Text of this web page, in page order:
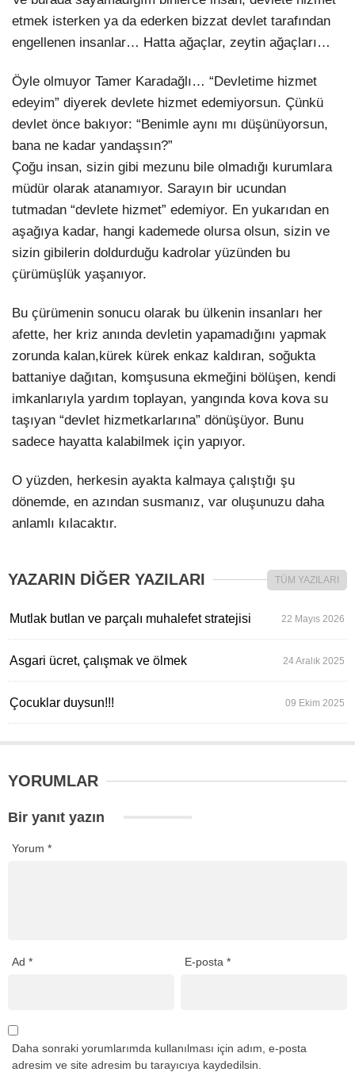
etmek isterken ya da ederken bizzat devlet tarafından
engellenen insanlar… Hatta ağaçlar, zeytin ağaçları…
Öyle olmuyor Tamer Karadağlı… “Devletime hizmet
edeyim” diyerek devlete hizmet edemiyorsun. Çünkü
devlet önce bakıyor: “Benimle aynı mı düşünüyorsun,
bana ne kadar yandaşsın?”
Çoğu insan, sizin gibi mezunu bile olmadığı kurumlara
müdür olarak atanamıyor. Sarayın bir ucundan
tutmadan “devlete hizmet” edemiyor. En yukarıdan en
aşağıya kadar, hangi kademede olursa olsun, sizin ve
sizin gibilerin doldurduğu kadrolar yüzünden bu
çürümüşlük yaşanıyor.
Bu çürümenin sonucu olarak bu ülkenin insanları her
afette, her kriz anında devletin yapamadığını yapmak
zorunda kalan,kürek kürek enkaz kaldıran, soğukta
battaniye dağıtan, komşusuna ekmeğini bölüşen, kendi
imkanlarıyla yardım toplayan, yangında kova kova su
taşıyan “devlet hizmetkarlarına” dönüşüyor. Bunu
sadece hayatta kalabilmek için yapıyor.
O yüzden, herkesin ayakta kalmaya çalıştığı şu
dönemde, en azından susmanız, var oluşunuzu daha
anlamlı kılacaktır.
YAZARIN DİĞER YAZILARI TÜM YAZILARI
Mutlak butlan ve parçalı muhalefet stratejisi 22 Mayıs 2026
Asgari ücret, çalışmak ve ölmek 24 Aralık 2025
Çocuklar duysun!!! 09 Ekim 2025
YORUMLAR
Bir yanıt yazın
Yorum *
Ad * E-posta*
Daha sonraki yorumlarımda kullanılması için adım, e-posta
adresim ve site adresim bu tarayıcıya kaydedilsin.